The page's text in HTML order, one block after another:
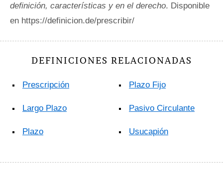
definición, características y en el derecho. Disponible
en https://definicion.de/prescribir/
DEFINICIONES RELACIONADAS
Prescripción
Largo Plazo
Plazo
Plazo Fijo
Pasivo Circulante
Usucapión